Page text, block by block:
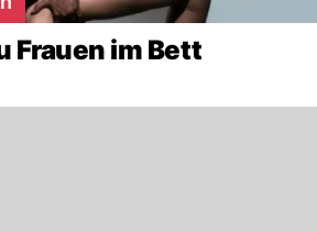
Frauen im Bett